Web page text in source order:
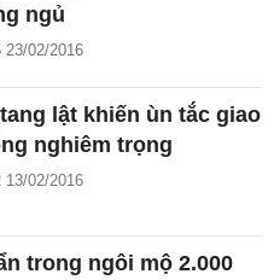
ngủ
23/02/2016
lật khiến ùn tắc giao
nghiêm trọng
13/02/2016
trong ngôi mộ 2.000